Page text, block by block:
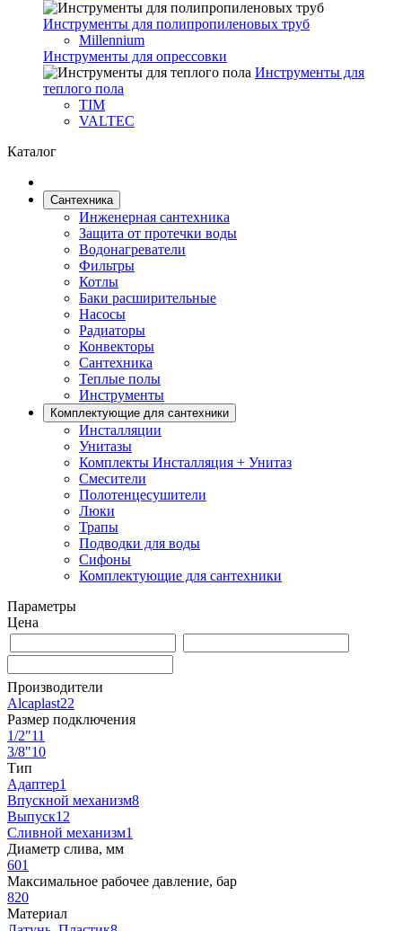
Инструменты для полипропиленовых труб
Millennium
Инструменты для опрессовки
Инструменты для
теплого пола
TIM
VALTEC
Каталог
Сантехника
Инженерная сантехника
Защита от протечки воды
Водонагреватели
Фильтры
Котлы
Баки расширительные
Насосы
Радиаторы
Конвекторы
Сантехника
Теплые полы
Инструменты
Комплектующие для сантехники
Инсталляции
Унитазы
Комплекты Инсталляция + Унитаз
Смесители
Полотенцесушители
Люки
Трапы
Подводки для воды
Сифоны
Комплектующие для сантехники
Параметры
Цена
Производители
Alcaplast22
Размер подключения
1/2"11
3/8"10
Тип
Адаптер1
Впускной механизм8
Выпуск12
Сливной механизм1
Диаметр слива, мм
601
Максимальное рабочее давление, бар
820
Материал